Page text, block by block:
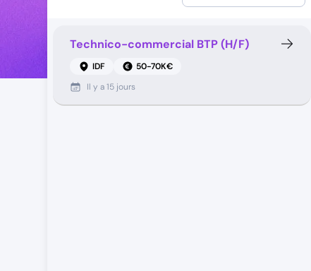
Technico-commercial BTP (H/F)
IDF
50-70K€
Il y a15 jours